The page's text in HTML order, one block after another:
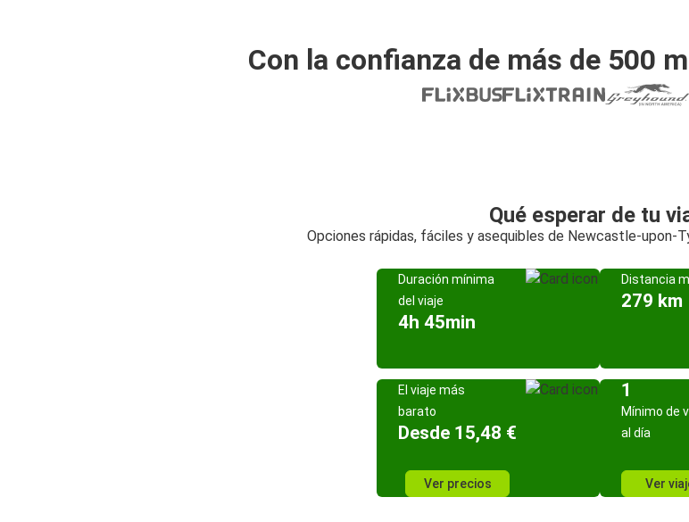
Con la confianza de más de 500
Qué esperar de tu
Opciones rápidas, fáciles y asequibles de Newcastle-upon-
Duración mínima
del viaje
4h 45min
Distancia
279 km
El viaje más
barato
Desde 15,48 €
Ver precios
1
Mínimo de
al día
Ver